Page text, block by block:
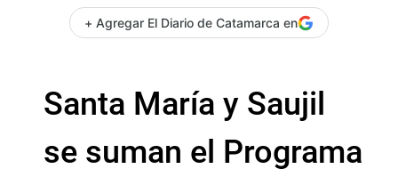
+ Agregar El Diario de Catamarca en
Santa María y Saujil
se suman el Programa